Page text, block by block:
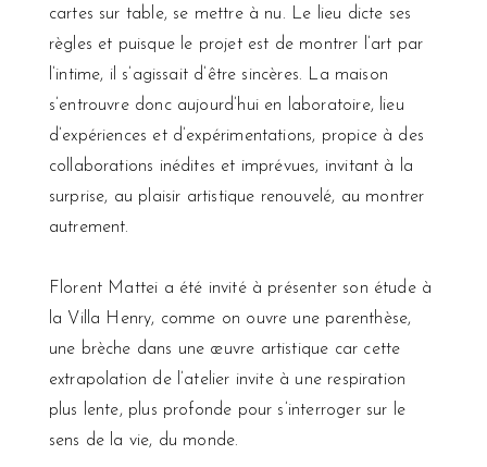
cartes sur table, se mettre à nu. Le lieu dicte ses
règles et puisque le projet est de montrer l’art par
l’intime, il s’agissait d’être sincères. La maison
s’entrouvre donc aujourd’hui en laboratoire, lieu
d’expériences et d’expérimentations, propice à des
collaborations inédites et imprévues, invitant à la
surprise, au plaisir artistique renouvelé, au montrer
autrement.
Florent Mattei a été invité à présenter son étude à
la Villa Henry, comme on ouvre une parenthèse,
une brèche dans une œuvre artistique car cette
extrapolation de l’atelier invite à une respiration
plus lente, plus profonde pour s’interroger sur le
sens de la vie, du monde.